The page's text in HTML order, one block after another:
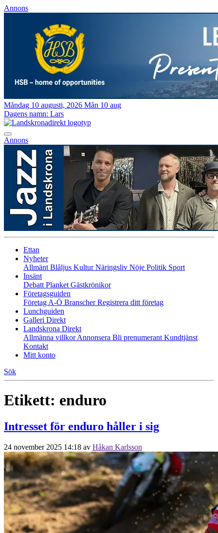
Annons
Måndag 10 augusti, 2026 Mån 10 aug
Dagens namn: Lars
Annons
Ettan
Nyheter
Allmänt Blåljus KulturNäringsliv Nöje Politik Sport
Insänt
Debatt Planket Gästkrönikor
Företagsguiden
Företag A-Ö BranscherRegistrera ditt företag
Lunchguiden
Galleri Direkt
Landskrona Direkt
Allmänna villkorAnnonsera Bli prenumerant Kundtjänst
Kontakt
Mitt konto
Sök
Etikett: enduro
Intresset för enduro håller i sig
24 november 2025 14:18 av Håkan Karlsson